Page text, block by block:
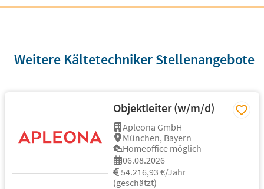
Weitere Kältetechniker Stellenangebote
Objektleiter (w/m/d)
Apleona GmbH
München, Bayern
Homeoffice möglich
06.08.2026
54.216,93 €/Jahr
(geschätzt)